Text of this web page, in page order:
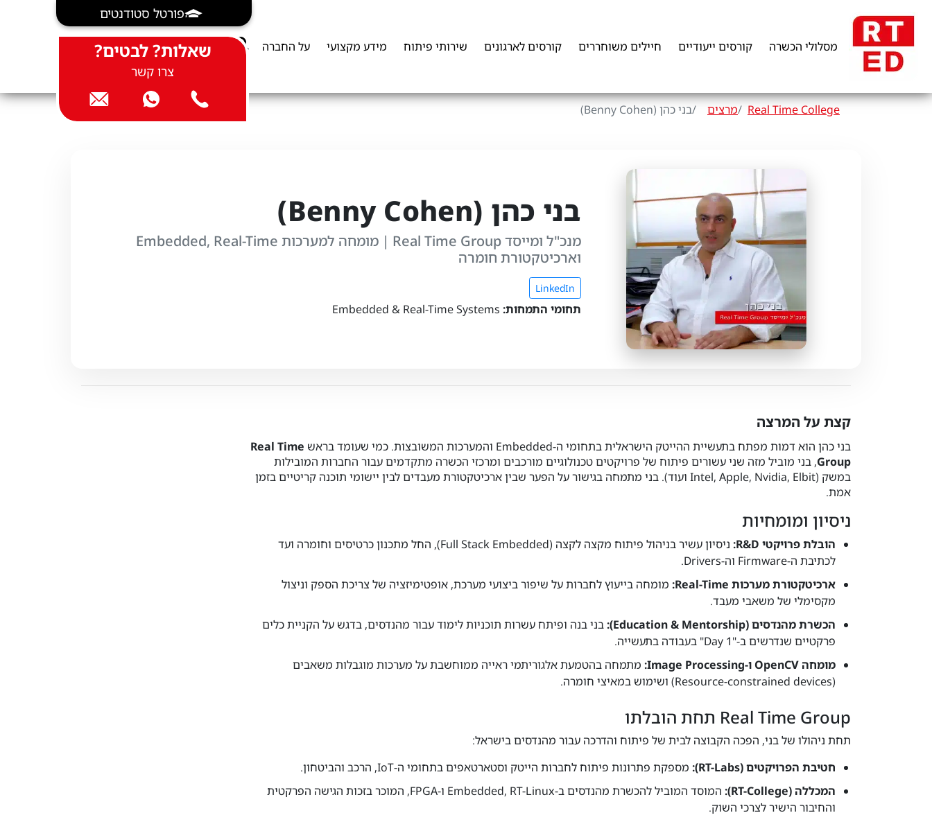
על החברה מידע מקצועי שירותי פיתוח קורסים לארגונים חיילים משוחררים קורסים ייעודיים מסלולי הכשרה
פורטל סטודנטים
שאלות? לבטים?
צרו קשר
Real Time College מרצים בני כהן (Benny Cohen)
בני כהן (Benny Cohen)
מנכ"ל ומייסד Real Time Group | מומחה למערכות Embedded, Real-Time
וארכיטקטורת חומרה
LinkedIn
תחומי התמחות:
קצת על המרצה
בני כהן הוא דמות מפתח בתעשיית ההייטק הישראלית בתחומי ה-Embedded והמערכות המשובצות. כמי שעומד בראש
Real Time
Group, בני מוביל מזה שני עשורים פיתוח של פרויקטים טכנולוגיים מורכבים ומרכזי הכשרה מתקדמים עבור החברות המובילות
במשק (Intel, Apple, Nvidia, Elbit ועוד). בני מתמחה בגישור על הפער שבין ארכיטקטורת מעבדים לבין יישומי תוכנה קריטיים בזמן
אמת.
ניסיון ומומחיות
הובלת פרויקטי R&D:
ניסיון עשיר בניהול פיתוח מקצה לקצה (Full Stack Embedded), החל מתכנון כרטיסים וחומרה ועד
לכתיבת ה-Firmware וה-Drivers.
ארכיטקטורת מערכות Real-Time:
מומחה בייעוץ לחברות על שיפור ביצועי מערכת, אופטימיזציה של צריכת הספק וניצול
מקסימלי של משאבי מעבד.
הכשרת מהנדסים (Education & Mentorship):
בני בנה ופיתח עשרות תוכניות לימוד עבור מהנדסים, בדגש על הקניית כלים
פרקטיים שנדרשים ב-"Day 1" בעבודה בתעשייה.
מומחה OpenCV ו-Image Processing:
מתמחה בהטמעת אלגוריתמי ראייה ממוחשבת על מערכות מוגבלות משאבים
(Resource-constrained devices) ושימוש במאיצי חומרה.
Real Time Group תחת הובלתו
תחת ניהולו של בני, הפכה הקבוצה לבית של פיתוח והדרכה עבור מהנדסים בישראל:
חטיבת הפרויקטים (RT-Labs):
מספקת פתרונות פיתוח לחברות הייטק וסטארטאפים בתחומי ה-IoT, הרכב והביטחון.
המכללה (RT-College):
המוסד המוביל להכשרת מהנדסים ב-Embedded, RT-Linux ו-FPGA, המוכר בזכות הגישה הפרקטית
והחיבור הישיר לצרכי השוק.